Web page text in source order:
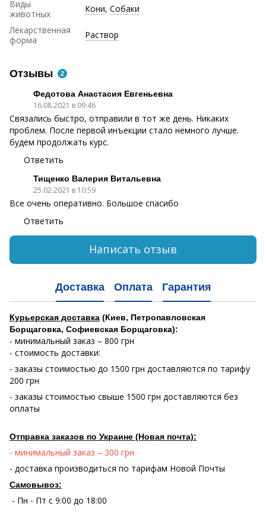
Виды
животных
Кони, Собаки
Лекарственная
форма
Раствор
Отзывы 2
Федотова Анастасия Евгеньевна
16.08.2021 в 09:46
Связались быстро, отправили в тот же день. Никаких
проблем. После первой инъекции стало немного лучше.
будем продолжать курс.
Ответить
Тищенко Валерия Витальевна
25.02.2021 в 10:59
Все очень оперативно. Большое спасибо
Ответить
Написать отзыв
Доставка Оплата Гарантия
Курьерская доставка (Киев, Петропавловская
Борщаговка, Софиевская Борщаговка):
- минимальный заказ – 800 грн
- стоимость доставки:
- заказы стоимостью до 1500 грн доставляются по тарифу
200 грн
- заказы стоимостью свыше 1500 грн доставляются без
оплаты
Отправка заказов по Украине (Новая почта):
- минимальный заказ – 300 грн
- доставка производиться по тарифам Новой Почты
Самовывоз:
- Пн - Пт с 9:00 до 18:00